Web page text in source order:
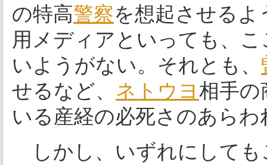
の特高警察を想起させるよ
用メディアといっても、
いようがない。それとも、
せるなど、 ネトウヨ 相手の
いる産経の必死さのあら
しかし、いずれにしても